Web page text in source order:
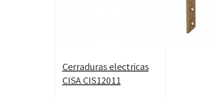
Cerraduras electricas
CISA CIS12011